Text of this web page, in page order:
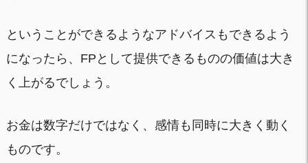
ということができるようなアドバイスもできるよう
になったら、FPとして提供できるものの価値は大き
く上がるでしょう。
お金は数字だけではなく、感情も同時に大きく動く
ものです。